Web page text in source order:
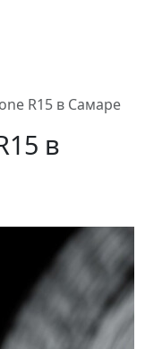
R15 в Самаре
в